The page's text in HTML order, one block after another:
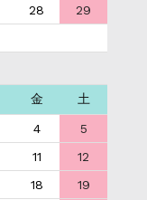
28
29
金 土
4
5
11
12
18
19